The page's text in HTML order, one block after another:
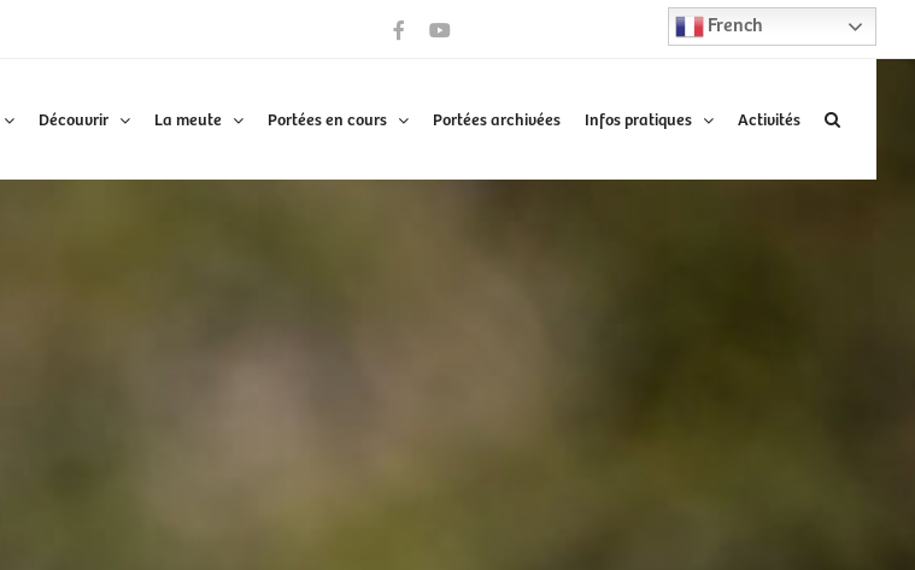
French
Facebook
Découvrir La meute Portées en cours Portées archivées Infos pratiques Activités